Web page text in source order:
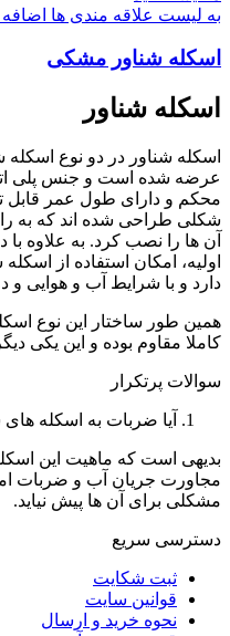
به لیست علاقه مندی ها اضافه
اسکله شناور مشکی
اسکله شناور
اسکله شناور در دو نوع
عرضه شده است و جنس پلی
محکم و دارای طول عمر قابل
شکلی طراحی شده اند که به
آن ها را نصب کرد. به علاوه
اولیه، امکان استفاده از
دارد و با شرایط آب و هوایی
همین طور ساختار این نوع
کاملا مقاوم بوده و این یکی
سوالات پرتکرار
آیا ضربات به اسکله
بدیهی است که ماهیت این
مجاورت جریان آب و ضربات
مشکلی برای آن ها پیش نیاید.
دسترسی سریع
ثبت شکایت
قوانین سایت
نحوه خرید و ارسال